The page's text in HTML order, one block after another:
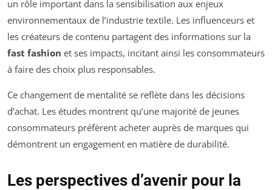
un rôle important dans la sensibilisation aux enjeux
environnementaux de l’industrie textile. Les influenceurs et
les créateurs de contenu partagent des informations sur la
fast fashion et ses impacts, incitant ainsi les consommateurs
à faire des choix plus responsables.
Ce changement de mentalité se reflète dans les décisions
d’achat. Les études montrent qu’une majorité de jeunes
consommateurs préfèrent acheter auprès de marques qui
démontrent un engagement en matière de durabilité.
Les perspectives d’avenir pour la